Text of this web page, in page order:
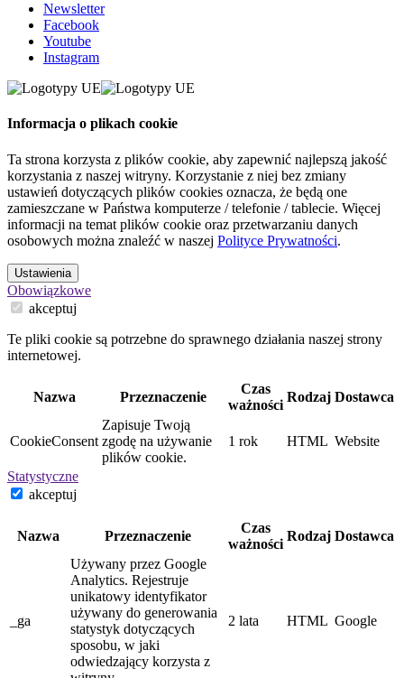
Newsletter
Facebook
Youtube
Instagram
Informacja o plikach cookie
Ta strona korzysta z plików cookie, aby zapewnić najlepszą jakość
korzystania z naszej witryny. Korzystanie z niej bez zmiany
ustawień dotyczących plików cookies oznacza, że będą one
zamieszczane w Państwa komputerze / telefonie / tablecie. Więcej
informacji na temat plików cookie oraz przetwarzaniu danych
osobowych można znaleźć w naszej Polityce Prywatności.
Ustawienia
Obowiązkowe
akceptuj
Te pliki cookie są potrzebne do sprawnego działania naszej strony
internetowej.
Nazwa Przeznaczenie
Czas
ważności
Rodzaj Dostawca
CookieConsent
Zapisuje Twoją
zgodę na używanie
plików cookie.
1 rok HTML Website
Statystyczne
akceptuj
Nazwa Przeznaczenie
Czas
ważności
Rodzaj Dostawca
_ga
Używany przez Google
Analytics. Rejestruje
unikatowy identyfikator
używany do generowania
statystyk dotyczących
sposobu, w jaki
odwiedzający korzysta z
2 lata HTML Google